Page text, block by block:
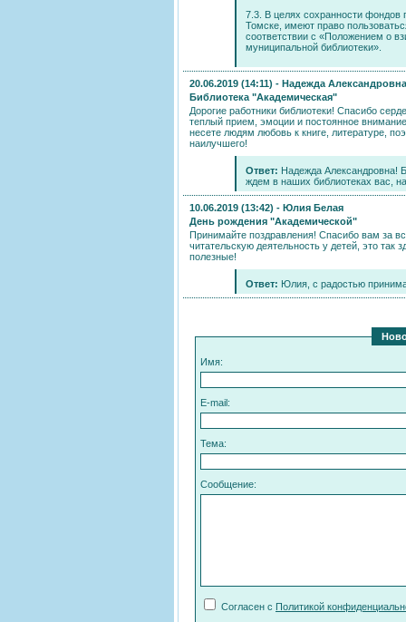
7.3. В целях сохранности
Томске, имеют право
соответствии с «Положением о
муниципальной библиотеки».
20.06.2019 (14:11) - Надежда
Библиотека "Академическая"
Дорогие работники библиотеки! Спасибо
теплый прием, эмоции и постоянное
несете людям любовь к книге, литературе,
наилучшего!
Ответ: Надежда Александровна!
ждем в наших библиотеках вас,
10.06.2019 (13:42) - Юлия Белая
День рождения "Академической"
Принимайте поздравления! Спасибо вам за
читательскую деятельность у детей, это
полезные!
Ответ: Юлия, с радостью
Имя:
E-mail:
Тема:
Сообщение:
Согласен с Политикой